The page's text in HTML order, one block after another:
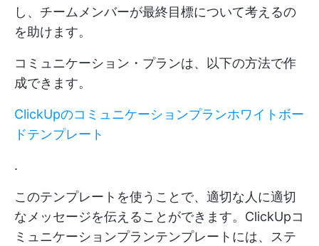
し、チームメンバーが最終目標について考えるの
を助けます。
コミュニケーション・プランは、以下の方法で作
成できます。
ClickUpのコミュニケーションプランホワイトボー
ドテンプレート
.
このテンプレートを使うことで、適切な人に適切
なメッセージを伝えることができます。ClickUpコ
ミュニケーションプランテンプレートには、ステ